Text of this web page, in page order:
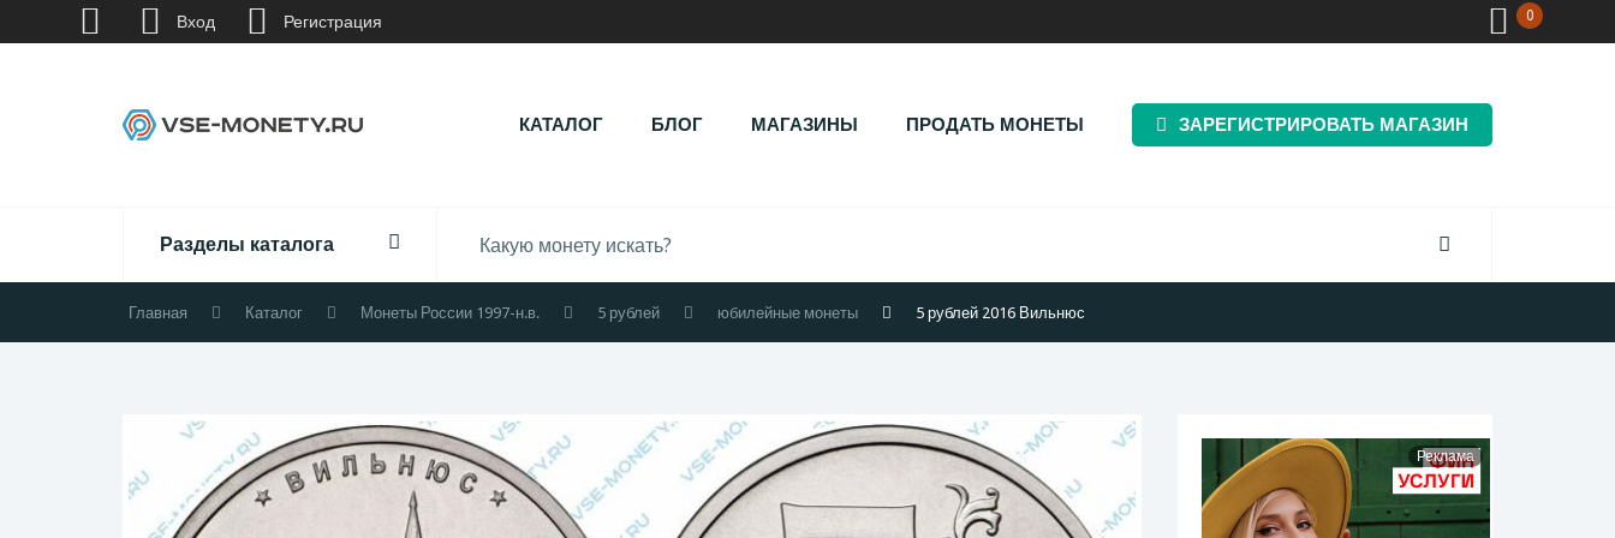
КАТАЛОГ БЛОГ МАГАЗИНЫ ПРОДАТЬ МОНЕТЫ ЗАРЕГИСТРИРОВАТЬ МАГАЗИН
Разделы каталога
Главная Каталог Монеты России 1997-н.в. 5 рублей юбилейные монеты 5 рублей 2016 Вильнюс
Реклама
Вход Регистрация 0